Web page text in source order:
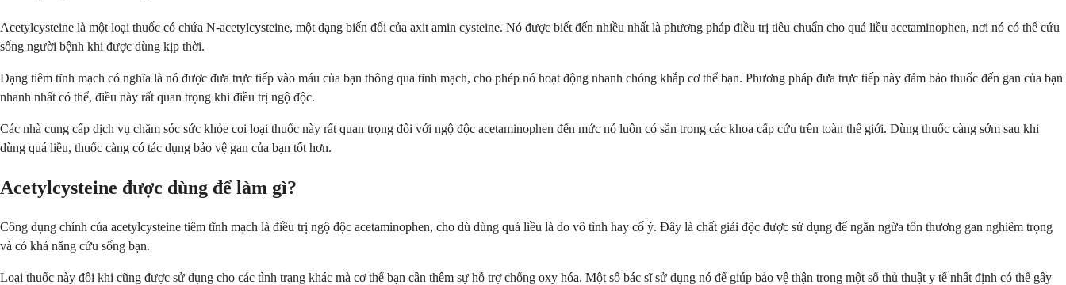
Acetylcysteine là một loại thuốc có chứa N-acetylcysteine, một dạng biến đổi của axit amin cysteine. Nó được biết đến nhiều nhất là phương pháp điều trị tiêu chuẩn cho quá liều acetaminophen, nơi nó có thể cứu
sống người bệnh khi được dùng kịp thời.
Dạng tiêm tĩnh mạch có nghĩa là nó được đưa trực tiếp vào máu của bạn thông qua tĩnh mạch, cho phép nó hoạt động nhanh chóng khắp cơ thể bạn. Phương pháp đưa trực tiếp này đảm bảo thuốc đến gan của bạn
nhanh nhất có thể, điều này rất quan trọng khi điều trị ngộ độc.
Các nhà cung cấp dịch vụ chăm sóc sức khỏe coi loại thuốc này rất quan trọng đối với ngộ độc acetaminophen đến mức nó luôn có sẵn trong các khoa cấp cứu trên toàn thế giới. Dùng thuốc càng sớm sau khi
dùng quá liều, thuốc càng có tác dụng bảo vệ gan của bạn tốt hơn.
Acetylcysteine được dùng để làm gì?
Công dụng chính của acetylcysteine tiêm tĩnh mạch là điều trị ngộ độc acetaminophen, cho dù dùng quá liều là do vô tình hay cố ý. Đây là chất giải độc được sử dụng để ngăn ngừa tổn thương gan nghiêm trọng
và có khả năng cứu sống bạn.
Loại thuốc này đôi khi cũng được sử dụng cho các tình trạng khác mà cơ thể bạn cần thêm sự hỗ trợ chống oxy hóa. Một số bác sĩ sử dụng nó để giúp bảo vệ thận trong một số thủ thuật y tế nhất định có thể gây